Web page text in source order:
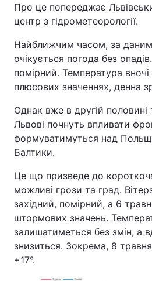
Про це попереджає
центр з гідрометеорології.
Найближчим часом, за
очікується погода без
помірний. Температура
плюсових значеннях, денна
Однак вже в другій
Львові почнуть впливати
формуватимуться над
Балтики.
Це що призведе до
можливі грози та град.
західний, помірний, а 6
штормових значень.
залишатиметься без змін, а
знизиться. Зокрема, 8
+17°.